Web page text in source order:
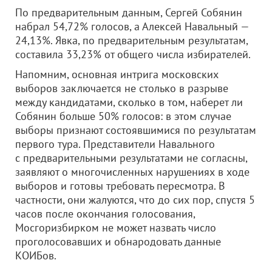
По предварительным данным, Сергей Собянин
набрал 54,72% голосов, а Алексей Навальный —
24,13%. Явка, по предварительным результатам,
составила 33,23% от общего числа избирателей.
Напомним, основная интрига московских
выборов заключается не столько в разрыве
между кандидатами, сколько в том, наберет ли
Собянин больше 50% голосов: в этом случае
выборы признают состоявшимися по результатам
первого тура. Представители Навального
с предварительными результатами не согласны,
заявляют о многочисленных нарушениях в ходе
выборов и готовы требовать пересмотра. В
частности, они жалуются, что до сих пор, спустя 5
часов после окончания голосования,
Мосгоризбирком не может назвать число
проголосовавших и обнародовать данные
КОИБов.